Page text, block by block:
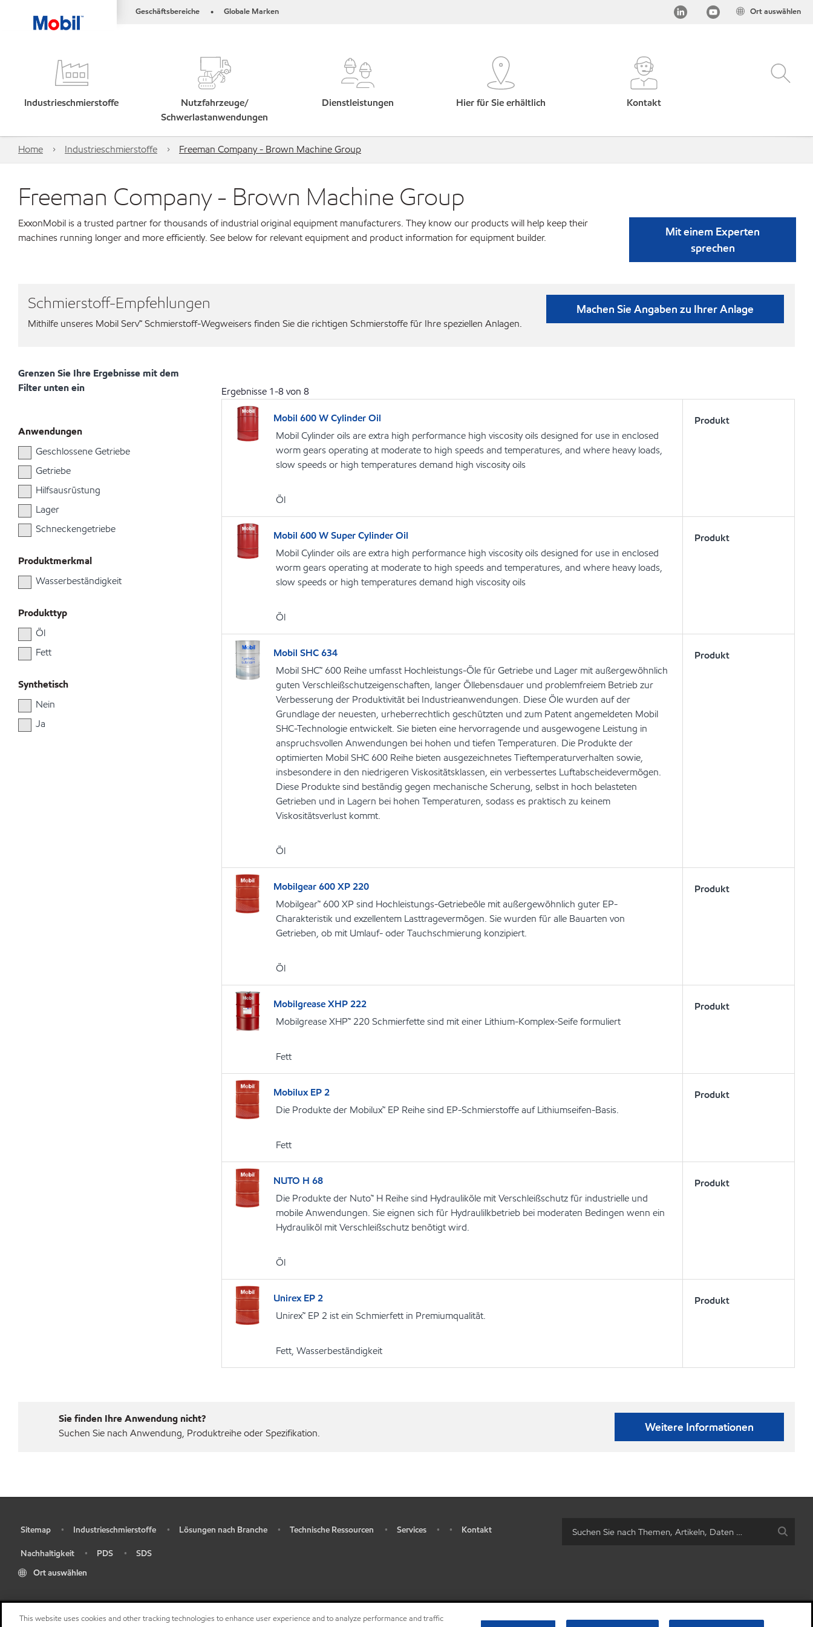
Geschäftsbereiche • Globale Marken Ort auswählen
Industrieschmierstoffe
Nutzfahrzeuge/
Schwerlastanwendungen
Dienstleistungen Hier für Sie erhältlich Kontakt
Home Industrieschmierstoffe Freeman Company - Brown Machine Group
Freeman Company - Brown Machine Group
ExxonMobil is a trusted partner for thousands of industrial original equipment manufacturers. They know our products will help keep their
machines running longer and more efficiently. See below for relevant equipment and product information for equipment builder.
Mit einem Experten
sprechen
Schmierstoff-Empfehlungen
Mithilfe unseres Mobil Serv℠ Schmierstoff-Wegweisers finden Sie die richtigen Schmierstoffe für Ihre speziellen Anlagen.
Machen Sie Angaben zu Ihrer Anlage
Grenzen Sie Ihre Ergebnisse mit dem
Filter unten ein
Anwendungen
Geschlossene Getriebe
Getriebe
Hilfsausrüstung
Lager
Schneckengetriebe
Produktmerkmal
Wasserbeständigkeit
Produkttyp
Öl
Fett
Synthetisch
Nein
Ja
Ergebnisse 1-8von 8
Mobil 600 W Cylinder Oil
Mobil Cylinder oils are extra high performance high viscosity oils designed for use in enclosed
worm gears operating at moderate to high speeds and temperatures, and where heavy loads,
slow speeds or high temperatures demand high viscosity oils
Öl
Produkt
Mobil 600 W Super Cylinder Oil
Mobil Cylinder oils are extra high performance high viscosity oils designed for use in enclosed
worm gears operating at moderate to high speeds and temperatures, and where heavy loads,
slow speeds or high temperatures demand high viscosity oils
Öl
Produkt
Mobil SHC 634
Mobil SHC™ 600 Reihe umfasst Hochleistungs-Öle für Getriebe und Lager mit außergewöhnlich
guten Verschleißschutzeigenschaften, langer Öllebensdauer und problemfreiem Betrieb zur
Verbesserung der Produktivität bei Industrieanwendungen. Diese Öle wurden auf der
Grundlage der neuesten, urheberrechtlich geschützten und zum Patent angemeldeten Mobil
SHC-Technologie entwickelt. Sie bieten eine hervorragende und ausgewogene Leistung in
anspruchsvollen Anwendungen bei hohen und tiefen Temperaturen. Die Produkte der
optimierten Mobil SHC 600 Reihe bieten ausgezeichnetes Tieftemperaturverhalten sowie,
insbesondere in den niedrigeren Viskositätsklassen, ein verbessertes Luftabscheidevermögen.
Diese Produkte sind beständig gegen mechanische Scherung, selbst in hoch belasteten
Getrieben und in Lagern bei hohen Temperaturen, sodass es praktisch zu keinem
Viskositätsverlust kommt.
Öl
Produkt
Mobilgear 600 XP 220
Mobilgear™ 600 XP sind Hochleistungs-Getriebeöle mit außergewöhnlich guter EP-
Charakteristik und exzellentem Lasttragevermögen. Sie wurden für alle Bauarten von
Getrieben, ob mit Umlauf- oder Tauchschmierung konzipiert.
Öl
Produkt
Mobilgrease XHP 222
Mobilgrease XHP™ 220 Schmierfette sind mit einer Lithium-Komplex-Seife formuliert
Fett
Produkt
Mobilux EP 2
Die Produkte der Mobilux™ EP Reihe sind EP-Schmierstoffe auf Lithiumseifen-Basis.
Fett
Produkt
NUTO H 68
Die Produkte der Nuto™ H Reihe sind Hydrauliköle mit Verschleißschutz für industrielle und
mobile Anwendungen. Sie eignen sich für Hydraulilkbetrieb bei moderaten Bedingen wenn ein
Hydrauliköl mit Verschleißschutz benötigt wird.
Öl
Produkt
Unirex EP 2
Unirex™ EP 2 ist ein Schmierfett in Premiumqualität.
Fett, Wasserbeständigkeit
Produkt
Sie finden Ihre Anwendung nicht?
Suchen Sie nach Anwendung, Produktreihe oder Spezifikation.
Weitere Informationen
Sitemap • Industrieschmierstoffe • Lösungen nach Branche • Technische Ressourcen • Services • • Kontakt
Nachhaltigkeit • PDS •
SDS
Ort auswählen
This website uses cookies and other tracking technologies to enhance user experience and to analyze performance and traffic